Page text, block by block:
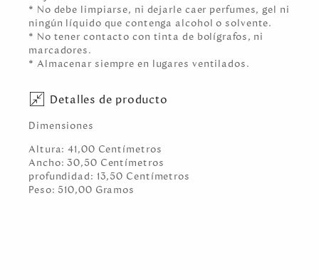
* No debe limpiarse, ni dejarle caer perfumes, gel ni
ningún líquido que contenga alcohol o solvente.
* No tener contacto con tinta de bolígrafos, ni
marcadores.
* Almacenar siempre en lugares ventilados.
Detalles de producto
Dimensiones
Altura:41,00 Centímetros
Ancho:30,50 Centímetros
profundidad: 13,50 Centímetros
Peso:510,00 Gramos